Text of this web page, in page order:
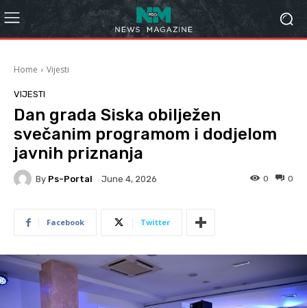
Home Vijesti
VIJESTI
Dan grada Siska obilježen
svečanim programom i dodjelom
javnih priznanja
By Ps-Portal June 4, 2026 0
0
Facebook Twitter